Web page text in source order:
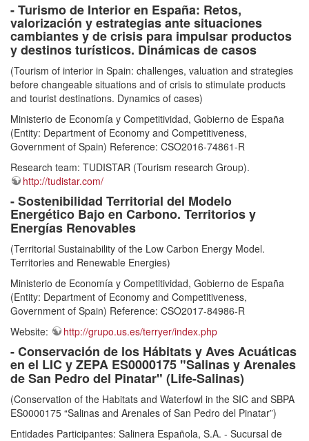
- Turismo de Interior en España: Retos,
valorización y estrategias ante situaciones
cambiantes y de crisis para impulsar productos
y destinos turísticos. Dinámicas de casos
(Tourism of interior in Spain: challenges, valuation and strategies
before changeable situations and of crisis to stimulate products
and tourist destinations. Dynamics of cases)
Ministerio de Economía y Competitividad, Gobierno de España
(Entity: Department of Economy and Competitiveness,
Government of Spain) Reference: CSO2016-74861-R
Research team: TUDISTAR (Tourism research Group).
http://tudistar.com/
- Sostenibilidad Territorial del Modelo
Energético Bajo en Carbono. Territorios y
Energías Renovables
(Territorial Sustainability of the Low Carbon Energy Model.
Territories and Renewable Energies)
Ministerio de Economía y Competitividad, Gobierno de España
(Entity: Department of Economy and Competitiveness,
Government of Spain) Reference: CSO2017-84986-R
Website:
http://grupo.us.es/terryer/index.php
- Conservación de los Hábitats y Aves Acuáticas
en el LIC y ZEPA ES0000175 "Salinas y Arenales
de San Pedro del Pinatar" (Life-Salinas)
(Conservation of the Habitats and Waterfowl in the SIC and SBPA
ES0000175 “Salinas and Arenales of San Pedro del Pinatar”)
Entidades Participantes: Salinera Española, S.A. - Sucursal de